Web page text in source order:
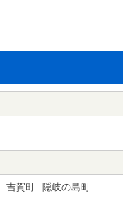
吉賀町 隠岐の島町